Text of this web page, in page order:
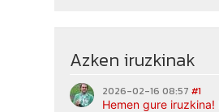
Azken iruzkinak
2026-02-16 08:57 #1
Hemen gure